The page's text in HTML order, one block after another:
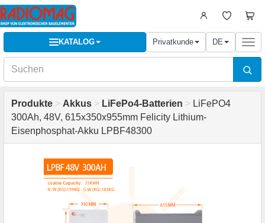
KATALOG Privatkunde DE
Produkte > Akkus > LiFePo4-Batterien > LiFePO4
300Ah, 48V, 615x350x955mm Felicity Lithium-
Eisenphosphat-Akku LPBF48300